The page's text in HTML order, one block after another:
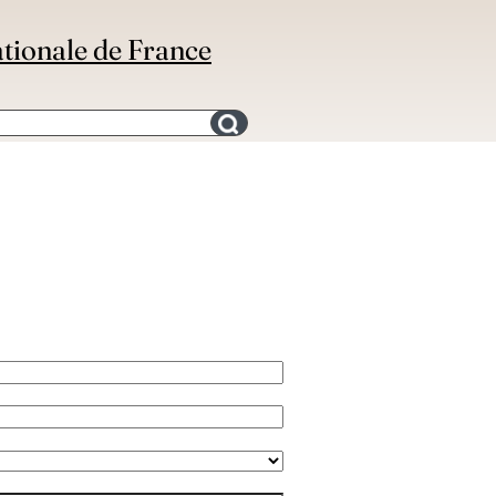
de France
Search for an bibliography